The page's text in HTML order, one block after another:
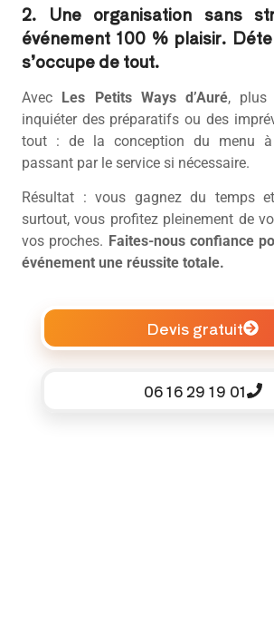
2. Une organisation sans
événement 100 % plaisir.
s’occupe de tout.
Avec Les Petits Ways d’Auré, plus
inquiéter des préparatifs ou des
tout : de la conception du menu
passant par le service si nécessaire.
Résultat : vous gagnez du temps
surtout, vous profitez pleinement de
vos proches. Faites-nous confiance
événement une réussite totale.
Devis gratuit
06 16 29 19 01